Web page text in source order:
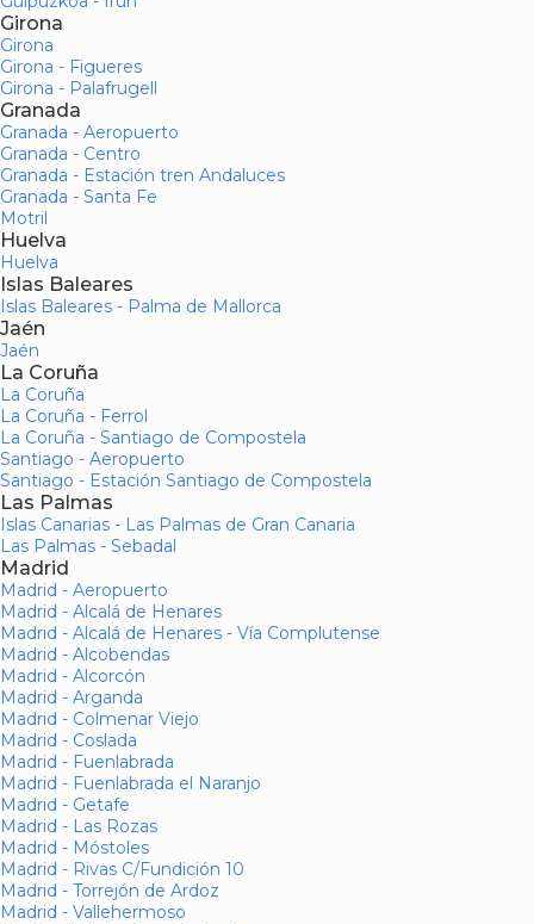
Girona
Girona
Girona - Figueres
Girona - Palafrugell
Granada
Granada - Aeropuerto
Granada - Centro
Granada - Estación tren Andaluces
Granada - Santa Fe
Motril
Huelva
Huelva
Islas Baleares
Islas Baleares - Palma de Mallorca
Jaén
Jaén
La Coruña
La Coruña
La Coruña - Ferrol
La Coruña - Santiago de Compostela
Santiago - Aeropuerto
Santiago - Estación Santiago de Compostela
Las Palmas
Islas Canarias - Las Palmas de Gran Canaria
Las Palmas - Sebadal
Madrid
Madrid - Aeropuerto
Madrid - Alcalá de Henares
Madrid - Alcalá de Henares - Vía Complutense
Madrid - Alcobendas
Madrid - Alcorcón
Madrid - Arganda
Madrid - Colmenar Viejo
Madrid - Coslada
Madrid - Fuenlabrada
Madrid - Fuenlabrada el Naranjo
Madrid - Getafe
Madrid - Las Rozas
Madrid - Móstoles
Madrid - Rivas C/Fundición 10
Madrid - Torrejón de Ardoz
Madrid - Vallehermoso